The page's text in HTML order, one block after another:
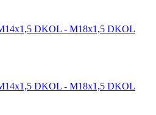
DKOL - M18x1,5 DKOL
DKOL - M18x1,5 DKOL